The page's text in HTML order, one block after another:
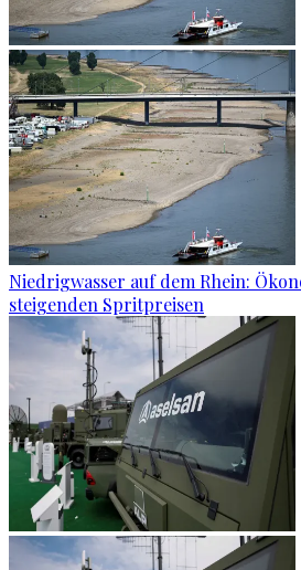
Niedrigwasser auf dem Rhein:
steigenden Spritpreisen